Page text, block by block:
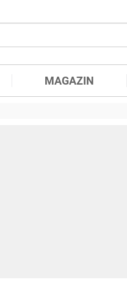
MAGAZIN